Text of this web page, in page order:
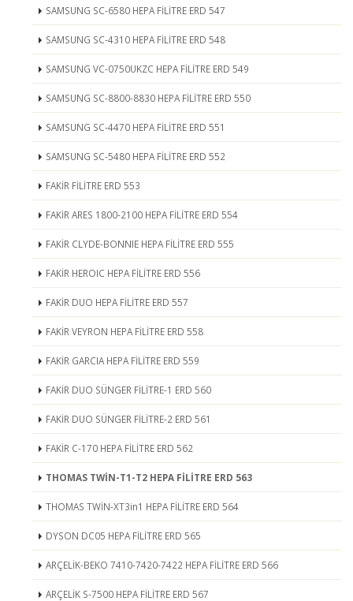
SAMSUNG SC-6580 HEPA FİLİTRE ERD 547
SAMSUNG SC-4310 HEPA FİLİTRE ERD 548
SAMSUNG VC-0750UKZC HEPA FİLİTRE ERD 549
SAMSUNG SC-8800-8830 HEPA FİLİTRE ERD 550
SAMSUNG SC-4470 HEPA FİLİTRE ERD 551
SAMSUNG SC-5480 HEPA FİLİTRE ERD 552
FAKİR FİLİTRE ERD 553
FAKİR ARES 1800-2100 HEPA FİLİTRE ERD 554
FAKİR CLYDE-BONNIE HEPA FİLİTRE ERD 555
FAKİR HEROIC HEPA FİLİTRE ERD 556
FAKİR DUO HEPA FİLİTRE ERD 557
FAKİR VEYRON HEPA FİLİTRE ERD 558
FAKİR GARCIA HEPA FİLİTRE ERD 559
FAKİR DUO SÜNGER FİLİTRE-1 ERD 560
FAKİR DUO SÜNGER FİLİTRE-2 ERD 561
FAKİR C-170 HEPA FİLİTRE ERD 562
THOMAS TWİN-T1-T2 HEPA FİLİTRE ERD 563
THOMAS TWİN-XT3in1 HEPA FİLİTRE ERD 564
DYSON DC05 HEPA FİLİTRE ERD 565
ARÇELİK-BEKO 7410-7420-7422 HEPA FİLİTRE ERD 566
ARÇELİK S-7500 HEPA FİLİTRE ERD 567